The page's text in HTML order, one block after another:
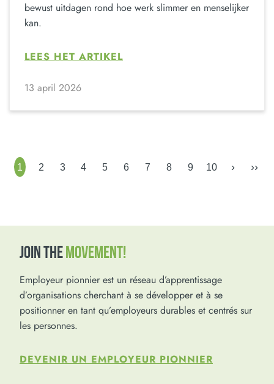
bewust uitdagen rond hoe werk slimmer en menselijker
kan.
LEES HET ARTIKEL
13 april 2026
1 2 3 4 5 6 7 8 9 10 › ››
JOIN THEMOVEMENT!
Employeur pionnier est un réseau d’apprentissage
d’organisations cherchant à se développer et à se
positionner en tant qu’employeurs durables et centrés sur
les personnes.
DEVENIR UN EMPLOYEUR PIONNIER